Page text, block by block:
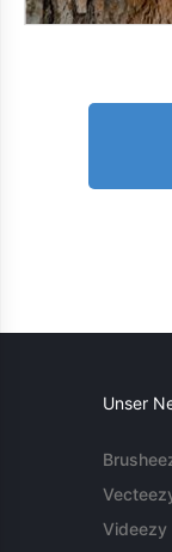
Unser
Videezy